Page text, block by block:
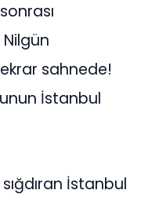
sahnede!
İstanbul
İstanbul